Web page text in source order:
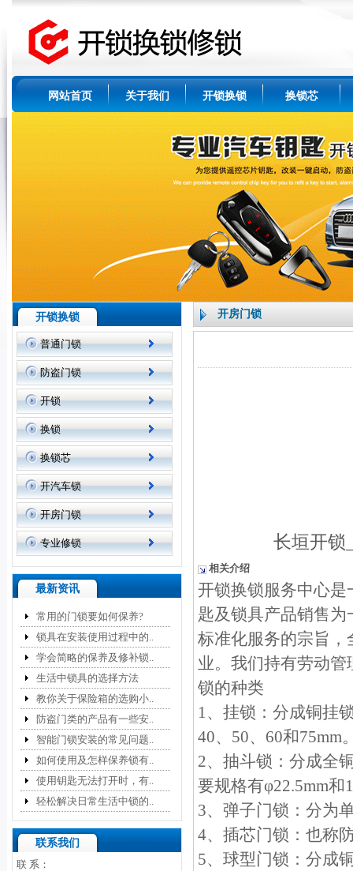
网站首页 关于我们 开锁换锁 换锁芯
开锁换锁
普通门锁
防盗门锁
开锁
换锁
换锁芯
开汽车锁
开房门锁
专业修锁
最新资讯
常用的门锁要如何保养?
锁具在安装使用过程中的..
学会简略的保养及修补锁..
生活中锁具的选择方法
教你关于保险箱的选购小..
防盗门类的产品有一些安..
智能门锁安装的常见问题..
如何使用及怎样保养锁有..
使用钥匙无法打开时，有..
轻松解决日常生活中锁的..
联系我们
联 系：
开房门锁
长垣开锁
相关介绍
开锁换锁服务中心
匙及锁具产品销售
标准化服务的宗旨
业。我们持有劳动
锁的种类
1、挂锁：分成铜挂
40、50、60和75mm
2、抽斗锁：分成全
要规格有φ22.5mm和
3、弹子门锁：分为
4、插芯门锁：也称
5、球型门锁：分成